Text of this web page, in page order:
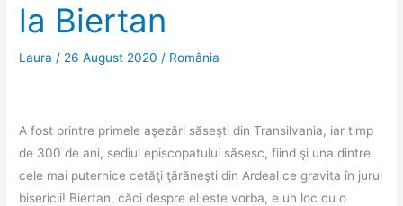
la Biertan
Laura / 26 August 2020 / România
A fost printre primele aşezări săseşti din Transilvania, iar timp
de 300 de ani, sediul episcopatului săsesc, fiind şi una dintre
cele mai puternice cetăţi ţărăneşti din Ardeal ce gravita în jurul
bisericii! Biertan, căci despre el este vorba, e un loc cu o